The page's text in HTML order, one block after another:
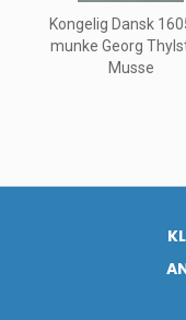
Kongelig Dansk
munke Georg
Musse